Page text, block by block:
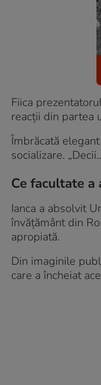
Fiica
reacții din partea
Îmbrăcată
socializare.
Ce facultate
Ianca a absolvit
învățământ din
apropiată.
Din imaginile
care a încheiat